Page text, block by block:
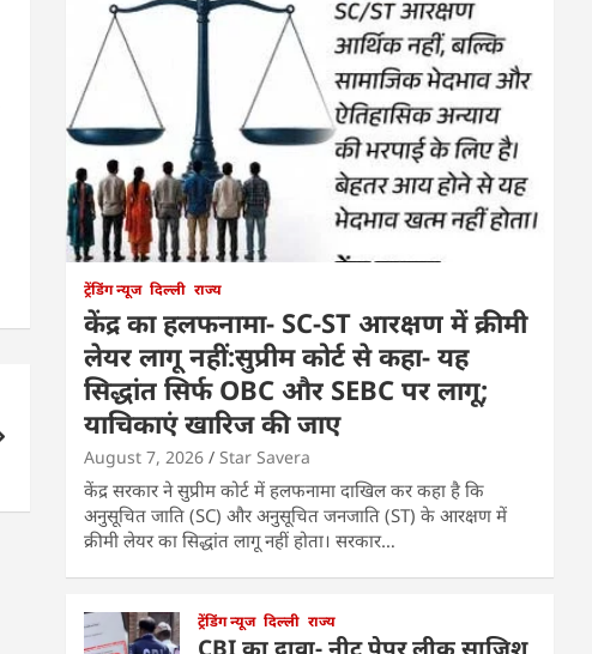
ट्रेंडिंग न्यूज दिल्ली राज्य
केंद्र का हलफनामा- SC-ST आरक्षण में क्रीमी
लेयर लागू नहीं:सुप्रीम कोर्ट से कहा- यह
सिद्धांत सिर्फ OBC और SEBC पर लागू;
याचिकाएं खारिज की जाए
August 7, 2026 Star Savera
केंद्र सरकार ने सुप्रीम कोर्ट में हलफनामा दाखिल कर कहा है कि
अनुसूचित जाति (SC) और अनुसूचित जनजाति (ST) के आरक्षण में
क्रीमी लेयर का सिद्धांत लागू नहीं होता। सरकार…
ट्रेंडिंग न्यूज दिल्ली राज्य